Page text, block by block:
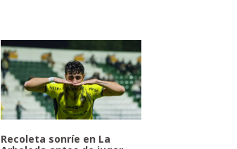
Recoleta sonríe en La